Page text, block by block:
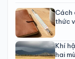
Cách
thức
Khí
hai